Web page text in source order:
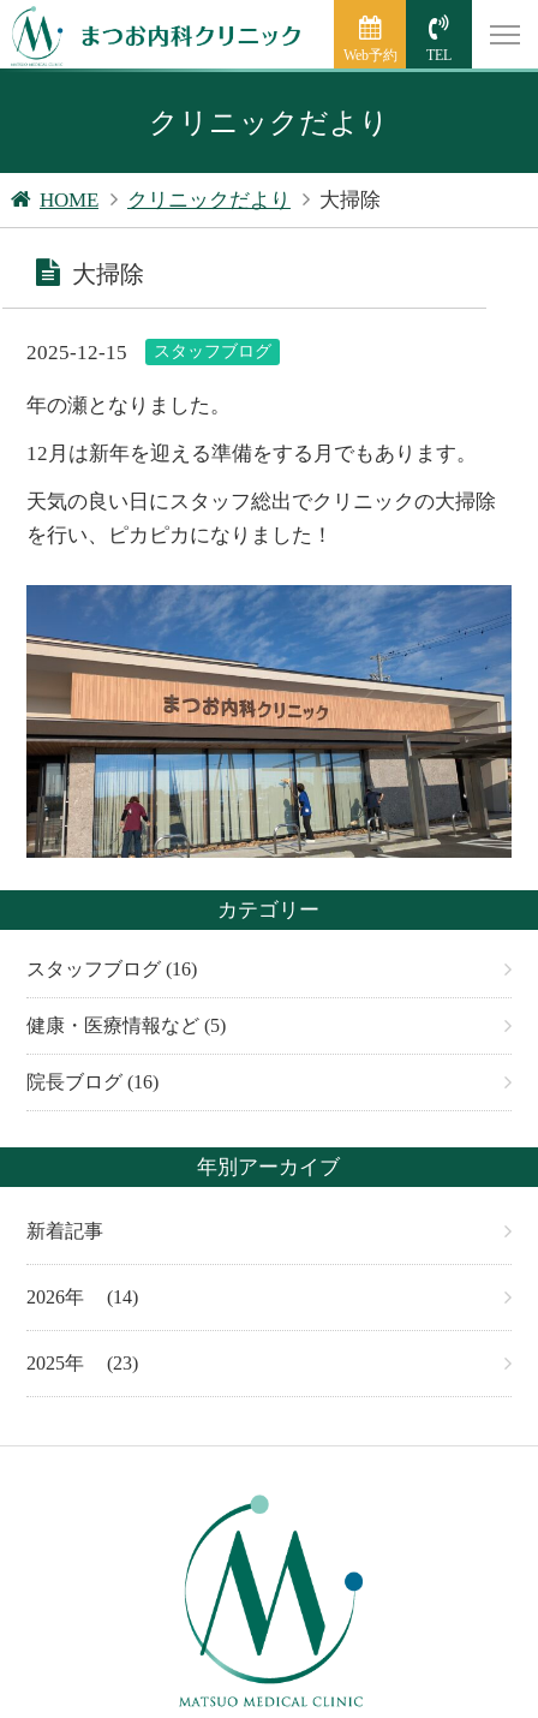
Web予約 TEL
クリニックだより
HOME クリニックだより 大掃除
大掃除
2025-12-15 スタッフブログ
年の瀬となりました。
12月は新年を迎える準備をする月でもあります。
天気の良い日にスタッフ総出でクリニックの大掃除
を行い、ピカピカになりました！
カテゴリー
スタッフブログ (16)
健康・医療情報など (5)
院長ブログ (16)
年別アーカイブ
新着記事
2026 (14)
2025 (23)